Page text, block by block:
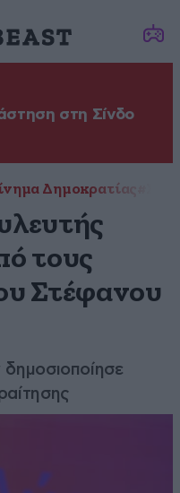
στη Σίνδο
Δημοκρατίας
τους
Στέφανου